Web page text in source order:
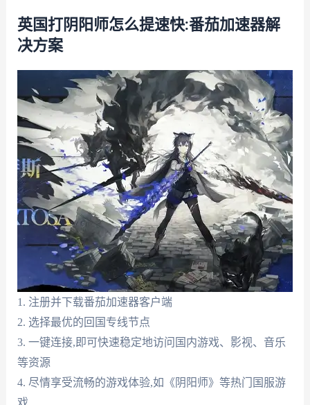
英国打阴阳师怎么提速快:番茄加速器解
决方案
1. 注册并下载番茄加速器客户端
2. 选择最优的回国专线节点
3. 一键连接,即可快速稳定地访问国内游戏、影视、音乐
等资源
4. 尽情享受流畅的游戏体验,如《阴阳师》等热门国服游